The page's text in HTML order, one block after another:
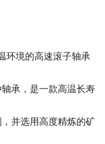
环境的高速滚子轴承
承，是一款高温长寿
并选用高度精炼的矿